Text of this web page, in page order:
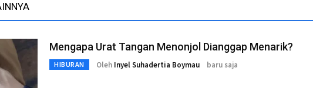
Mengapa Urat Tangan Menonjol Dianggap Menarik?
HIBURAN Oleh Inyel Suhadertia Boymau baru saja